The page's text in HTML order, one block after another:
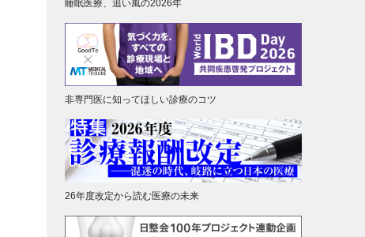
睡眠医療、追い風の2026年
非専門医に知ってほしい診療のコツ
26年度改定から読む医療の未来